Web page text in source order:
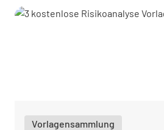
Vorlagensammlung